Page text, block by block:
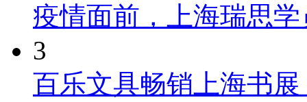
疫情面前，上海瑞思
3
百乐文具畅销上海书